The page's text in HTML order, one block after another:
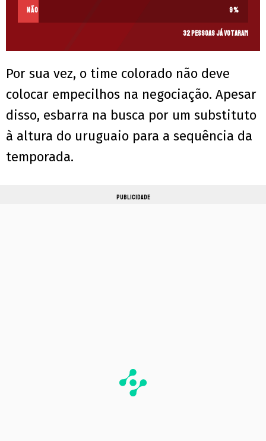
Não 9%
32 pessoas já votaram
Por sua vez, o time colorado não deve
colocar empecilhos na negociação. Apesar
disso, esbarra na busca por um substituto
à altura do uruguaio para a sequência da
temporada.
PUBLICIDADE